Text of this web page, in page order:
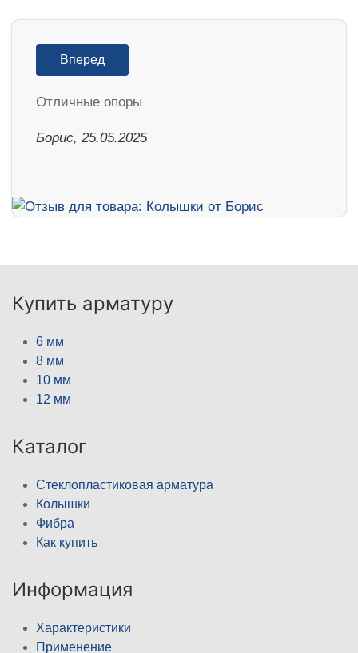
Вперед
Отличные опоры
Борис, 25.05.2025
Купить арматуру
6 мм
8 мм
10 мм
12 мм
Каталог
Стеклопластиковая арматура
Колышки
Фибра
Как купить
Информация
Характеристики
Применение